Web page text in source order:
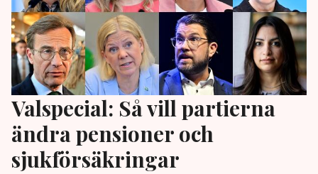
Valspecial: Så vill partierna
ändra pensioner och
sjukförsäkringar